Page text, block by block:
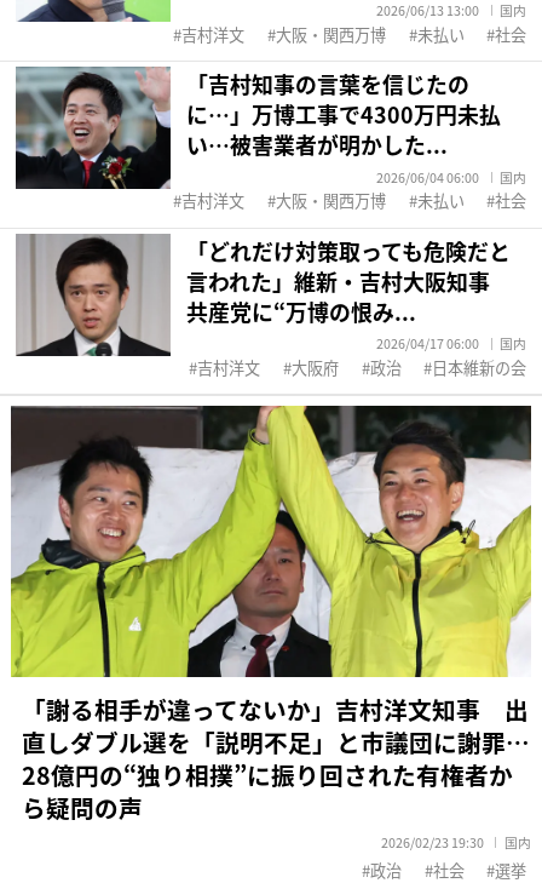
2026/06/13 13:00 国内
吉村洋文 大阪・関西万博 未払い 社会
「吉村知事の言葉を信じたの
に…」万博工事で4300万円未払
い…被害業者が明かした...
2026/06/04 06:00 国内
吉村洋文 大阪・関西万博 未払い 社会
「どれだけ対策取っても危険だと
言われた」維新・吉村大阪知事
共産党に“万博の恨み...
2026/04/17 06:00 国内
吉村洋文 大阪府 政治 日本維新の会
「謝る相手が違ってないか」吉村洋文知事 出
直しダブル選を「説明不足」と市議団に謝罪…
28億円の“独り相撲”に振り回された有権者か
ら疑問の声
2026/02/23 19:30 国内
政治 社会 選挙